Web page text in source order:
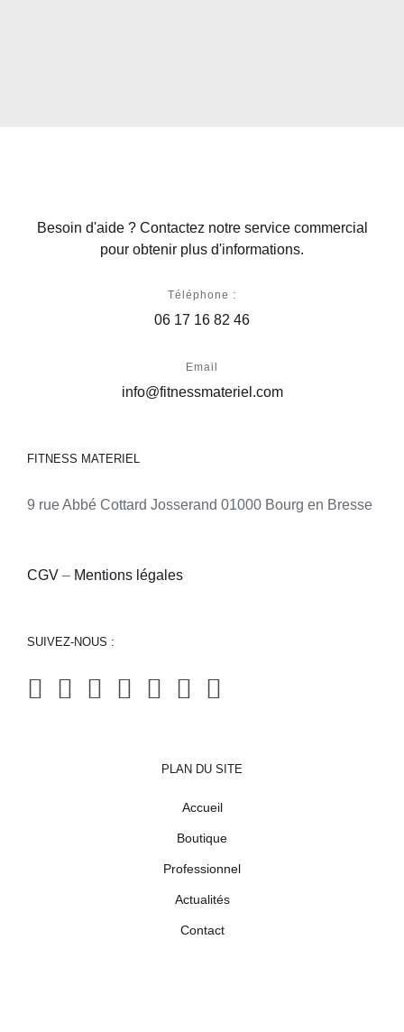
Besoin d'aide ? Contactez notre service commercial
pour obtenir plus d'informations.
Téléphone :
06 17 16 82 46
Email
info@fitnessmateriel.com
FITNESS MATERIEL
9 rue Abbé Cottard Josserand 01000 Bourg en Bresse
CGV – Mentions légales
SUIVEZ-NOUS :
PLAN DU SITE
Accueil
Boutique
Professionnel
Actualités
Contact